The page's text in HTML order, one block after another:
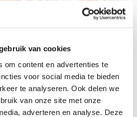
van cookies
om content en advertenties te
voor social media te bieden
te analyseren. Ook delen we
van onze site met onze
adverteren en analyse. Deze
maakt distilleerderij Schermer al
het gebied van binnenlands
Blom vertelt over het bijzondere
van drie Schermer borrels. De smaak
en Oranjebitter verklaren het
Schermer.